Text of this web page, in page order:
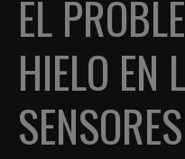
EL
HIELO EN